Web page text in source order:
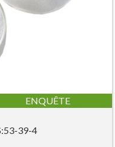
ENQUÊTE
39-4